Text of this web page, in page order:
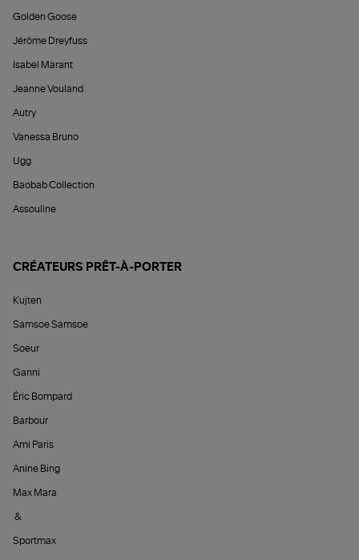
Golden Goose
Jérôme Dreyfuss
Isabel Marant
Jeanne Vouland
Autry
Vanessa Bruno
Ugg
Baobab Collection
Assouline
CRÉATEURS PRÊT-À-PORTER
Kujten
Samsoe Samsoe
Soeur
Ganni
Éric Bompard
Barbour
Ami Paris
Anine Bing
Max Mara
&
Sportmax